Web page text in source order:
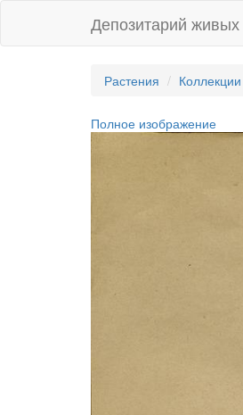
Депозитарий живых
Растения Коллекции
Полное изображение